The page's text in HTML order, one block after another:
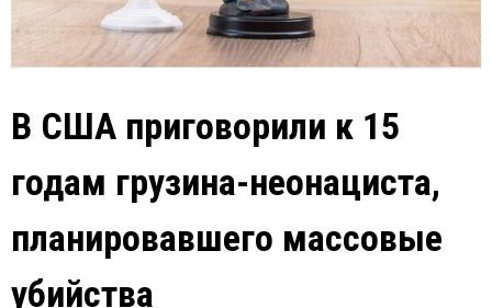
В США приговорили к 15
годам грузина-неонациста,
планировавшего массовые
убийства